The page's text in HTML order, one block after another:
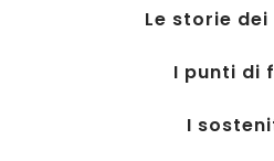
Le storie
I punti di
I